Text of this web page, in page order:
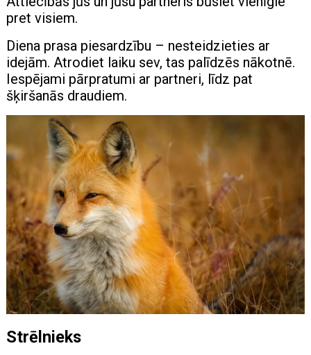
pret visiem.
Diena prasa piesardzību – nesteidzieties ar
idejām. Atrodiet laiku sev, tas palīdzēs nākotnē.
Iespējami pārpratumi ar partneri, līdz pat
šķiršanās draudiem.
Strēlnieks